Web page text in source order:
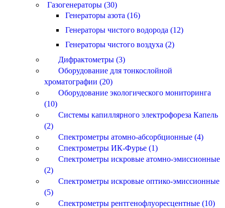
Газогенераторы (30)
Генераторы азота (16)
Генераторы чистого водорода (12)
Генераторы чистого воздуха (2)
Дифрактометры (3)
Оборудование для тонкослойной
хроматографии (20)
Оборудование экологического мониторинга
(10)
Системы капиллярного электрофореза Капель
(2)
Спектрометры атомно-абсорбционные (4)
Спектрометры ИК-Фурье (1)
Спектрометры искровые атомно-эмиссионные
(2)
Спектрометры искровые оптико-эмиссионные
(5)
Спектрометры рентгенофлуоресцентные (10)